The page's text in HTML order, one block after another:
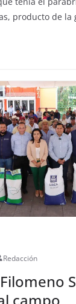
producto de la
Redacción